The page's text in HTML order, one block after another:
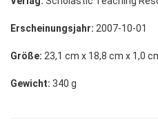
Erscheinungsjahr: 2007-10-01
Größe: 23,1 cm x 18,8 cm x 1,0
Gewicht: 340 g